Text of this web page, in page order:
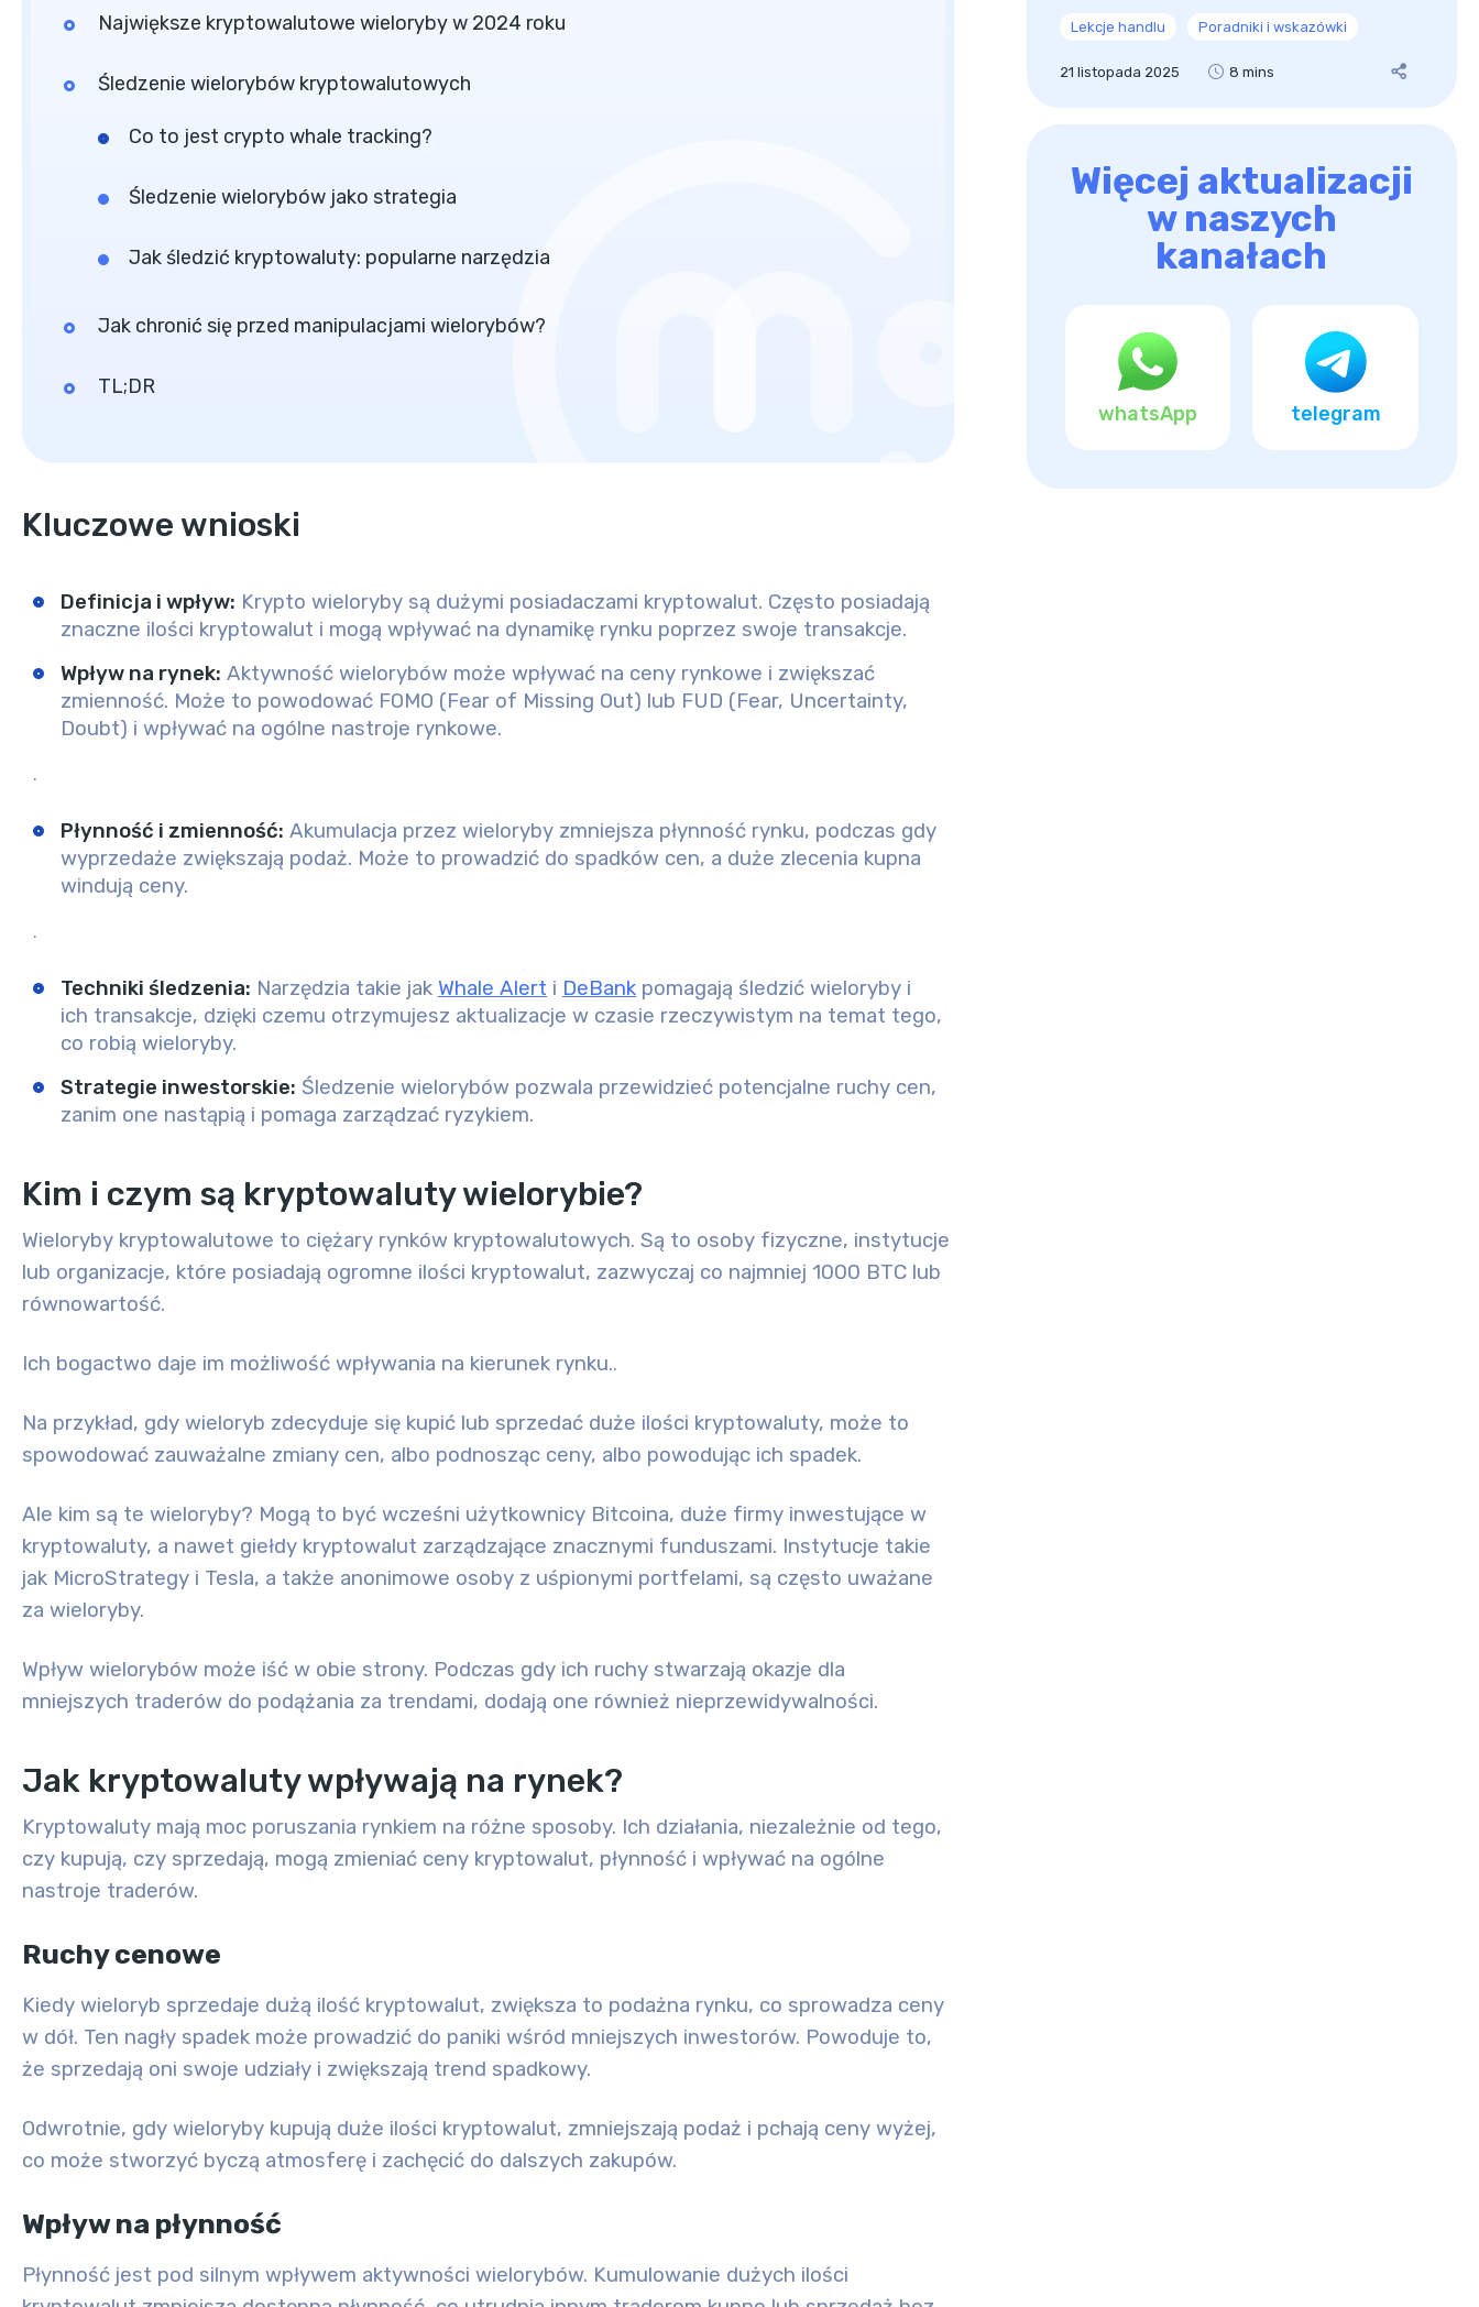
Największe kryptowalutowe wieloryby w 2024 roku
Śledzenie wielorybów kryptowalutowych
Co to jest crypto whale tracking?
Śledzenie wielorybów jako strategia
Jak śledzić kryptowaluty: popularne narzędzia
Jak chronić się przed manipulacjami wielorybów?
TL;DR
Kluczowe wnioski
Definicja i wpływ: Krypto wieloryby są dużymi posiadaczami kryptowalut. Często posiadają
znaczne ilości kryptowalut i mogą wpływać na dynamikę rynku poprzez swoje transakcje.
Wpływ na rynek: Aktywność wielorybów może wpływać na ceny rynkowe i zwiększać
zmienność. Może to powodować FOMO (Fear of Missing Out) lub FUD (Fear, Uncertainty,
Doubt) i wpływać na ogólne nastroje rynkowe.
.
Płynność i zmienność: Akumulacja przez wieloryby zmniejsza płynność rynku, podczas gdy
wyprzedaże zwiększają podaż. Może to prowadzić do spadków cen, a duże zlecenia kupna
windują ceny.
.
Techniki śledzenia: Narzędzia takie jak Whale Alert i DeBank pomagają śledzić wieloryby i
ich transakcje, dzięki czemu otrzymujesz aktualizacje w czasie rzeczywistym na temat tego,
co robią wieloryby.
Strategie inwestorskie: Śledzenie wielorybów pozwala przewidzieć potencjalne ruchy cen,
zanim one nastąpią i pomaga zarządzać ryzykiem.
Kim i czym są kryptowaluty wielorybie?
Wieloryby kryptowalutowe to ciężary rynków kryptowalutowych. Są to osoby fizyczne, instytucje
lub organizacje, które posiadają ogromne ilości kryptowalut, zazwyczaj co najmniej 1000 BTC lub
równowartość.
Ich bogactwo daje im możliwość wpływania na kierunek rynku..
Na przykład, gdy wieloryb zdecyduje się kupić lub sprzedać duże ilości kryptowaluty, może to
spowodować zauważalne zmiany cen, albo podnosząc ceny, albo powodując ich spadek.
Ale kim są te wieloryby? Mogą to być wcześni użytkownicy Bitcoina, duże firmy inwestujące w
kryptowaluty, a nawet giełdy kryptowalut zarządzające znacznymi funduszami. Instytucje takie
jak MicroStrategy i Tesla, a także anonimowe osoby z uśpionymi portfelami, są często uważane
za wieloryby.
Wpływ wielorybów może iść w obie strony. Podczas gdy ich ruchy stwarzają okazje dla
mniejszych traderów do podążania za trendami, dodają one również nieprzewidywalności.
Jak kryptowaluty wpływają na rynek?
Kryptowaluty mają moc poruszania rynkiem na różne sposoby. Ich działania, niezależnie od tego,
czy kupują, czy sprzedają, mogą zmieniać ceny kryptowalut, płynność i wpływać na ogólne
nastroje traderów.
Ruchy cenowe
Kiedy wieloryb sprzedaje dużą ilość kryptowalut, zwiększa to podażna rynku, co sprowadza ceny
w dół. Ten nagły spadek może prowadzić do paniki wśród mniejszych inwestorów. Powoduje to,
że sprzedają oni swoje udziały i zwiększają trend spadkowy.
Odwrotnie, gdy wieloryby kupują duże ilości kryptowalut, zmniejszają podaż i pchają ceny wyżej,
co może stworzyć byczą atmosferę i zachęcić do dalszych zakupów.
Wpływ na płynność
Płynność jest pod silnym wpływem aktywności wielorybów. Kumulowanie dużych ilości
Lekcje handlu Poradniki i wskazówki
21 listopada 2025 8 mins
Więcej aktualizacji
w naszych
kanałach
whatsApp telegram